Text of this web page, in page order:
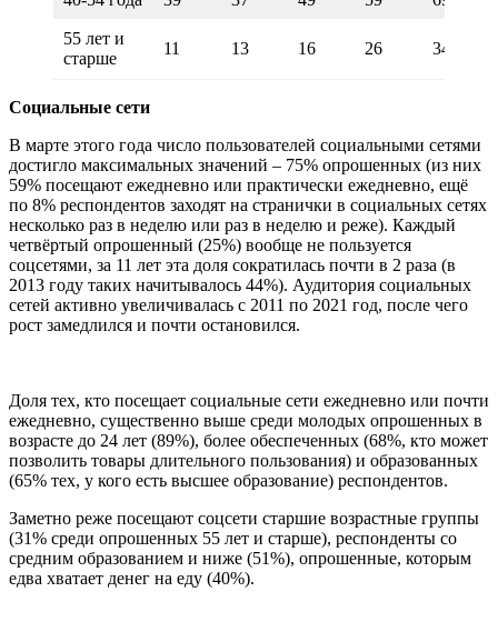
55 лет и
старше
11 13 16 26 34
Социальные сети
В марте этого года число пользователей социальными сетями
достигло максимальных значений – 75% опрошенных (из них
59% посещают ежедневно или практически ежедневно, ещё
по 8% респондентов заходят на странички в социальных сетях
несколько раз в неделю или раз в неделю и реже). Каждый
четвёртый опрошенный (25%) вообще не пользуется
соцсетями, за 11 лет эта доля сократилась почти в 2 раза (в
2013 году таких начитывалось 44%). Аудитория социальных
сетей активно увеличивалась с 2011 по 2021 год, после чего
рост замедлился и почти остановился.
Доля тех, кто посещает социальные сети ежедневно или почти
ежедневно, существенно выше среди молодых опрошенных в
возрасте до 24 лет (89%), более обеспеченных (68%, кто может
позволить товары длительного пользования) и образованных
(65% тех, у кого есть высшее образование) респондентов.
Заметно реже посещают соцсети старшие возрастные группы
(31% среди опрошенных 55 лет и старше), респонденты со
средним образованием и ниже (51%), опрошенные, которым
едва хватает денег на еду (40%).